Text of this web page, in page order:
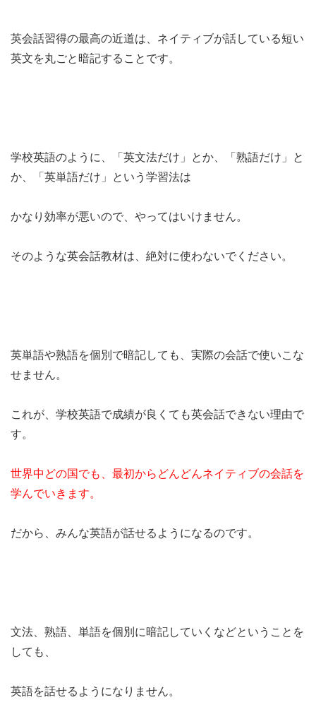
英会話習得の最高の近道は、ネイティブが話している短い
英文を丸ごと暗記することです。
学校英語のように、「英文法だけ」とか、「熟語だけ」と
か、「英単語だけ」という学習法は
かなり効率が悪いので、やってはいけません。
そのような英会話教材は、絶対に使わないでください。
英単語や熟語を個別で暗記しても、実際の会話で使いこな
せません。
これが、学校英語で成績が良くても英会話できない理由で
す。
世界中どの国でも、最初からどんどんネイティブの会話を
学んでいきます。
だから、みんな英語が話せるようになるのです。
文法、熟語、単語を個別に暗記していくなどということを
しても、
英語を話せるようになりません。